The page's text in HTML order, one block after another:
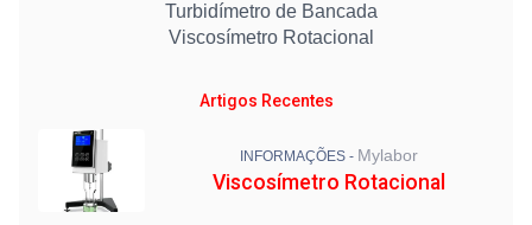
Turbidímetro de Bancada
Viscosímetro Rotacional
Artigos Recentes
INFORMAÇÕES - Mylabor
Viscosímetro Rotacional